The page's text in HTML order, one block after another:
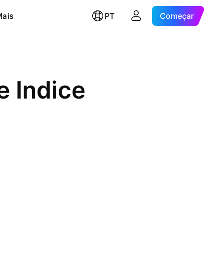
PT Começar
Indice